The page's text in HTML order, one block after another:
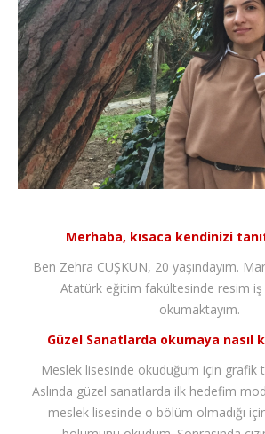
BLOG
İLETİŞİM
Merhaba, kısaca kendinizi
Ben Zehra CUŞKUN, 20 yaşındayım.
Atatürk eğitim fakültesinde resim
okumaktayım.
Güzel Sanatlarda okumaya nasıl
Meslek lisesinde okuduğum için grafik
Aslında güzel sanatlarda ilk hedefim
meslek lisesinde o bölüm olmadığı